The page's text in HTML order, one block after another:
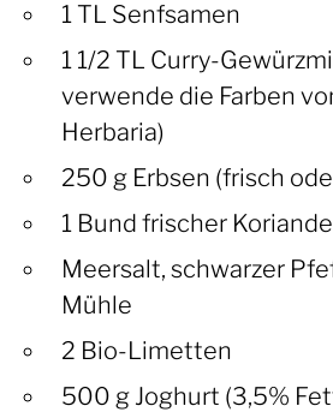
1 TL Senfsamen
1 1/2 TL Curry-
verwende die Farben
Herbaria)
250 g Erbsen (frisch
1 Bund frischer
Meersalt, schwarzer
Mühle
2 Bio-Limetten
500 g Joghurt (3,5%